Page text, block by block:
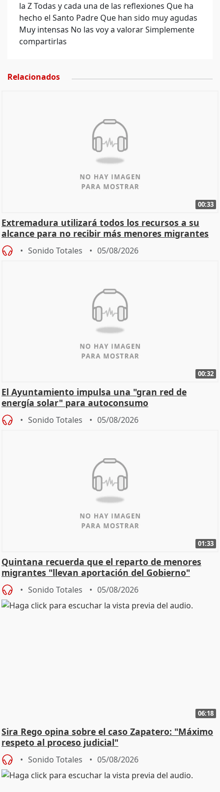
la Z Todas y cada una de las reflexiones Que ha
hecho el Santo Padre Que han sido muy agudas
Muy intensas No las voy a valorar Simplemente
compartirlas
Relacionados
00:33
Extremadura utilizará todos los recursos a su
alcance para no recibir más menores migrantes
Sonido Totales 05/08/2026
00:32
El Ayuntamiento impulsa una "gran red de
energía solar" para autoconsumo
Sonido Totales 05/08/2026
01:33
Quintana recuerda que el reparto de menores
migrantes "llevan aportación del Gobierno"
central
Sonido Totales 05/08/2026
06:18
Sira Rego opina sobre el caso Zapatero: "Máximo
respeto al proceso judicial"
Sonido Totales 05/08/2026